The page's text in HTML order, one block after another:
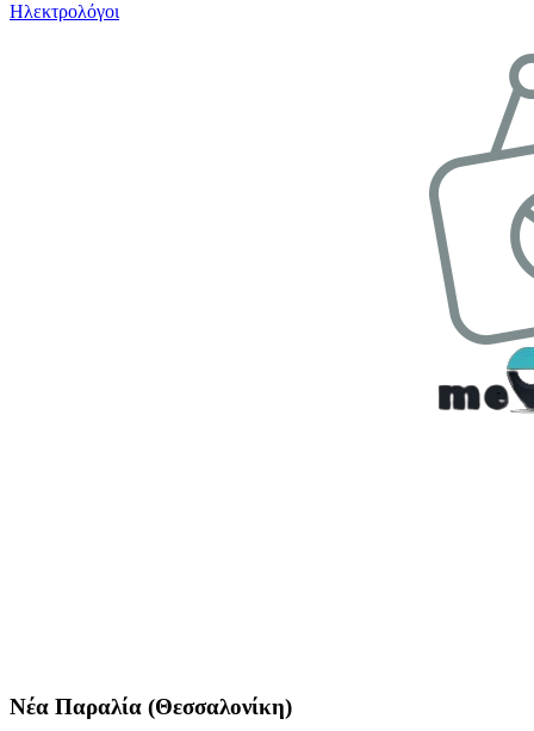
Ηλεκτρολόγοι
Νέα Παραλία (Θεσσαλονίκη)